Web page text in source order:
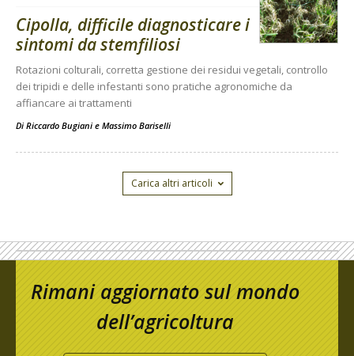
Cipolla, difficile diagnosticare i
sintomi da stemfiliosi
Rotazioni colturali, corretta gestione dei residui vegetali, controllo
dei tripidi e delle infestanti sono pratiche agronomiche da
affiancare ai trattamenti
Di Riccardo Bugiani e Massimo Bariselli
Carica altri articoli
Rimani aggiornato sul mondo
dell’agricoltura